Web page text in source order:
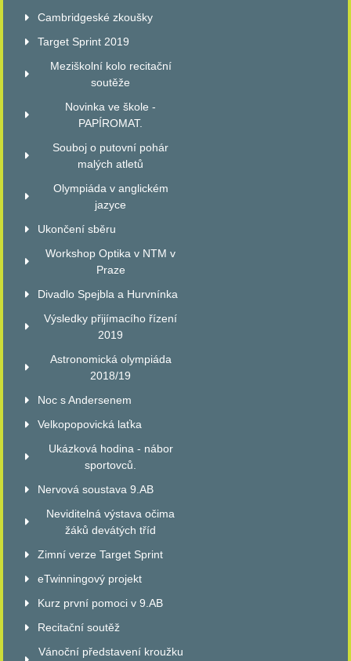
Cambridgeské zkoušky
Target Sprint 2019
Meziškolní kolo recitační
soutěže
Novinka ve škole -
PAPÍROMAT.
Souboj o putovní pohár
malých atletů
Olympiáda v anglickém
jazyce
Ukončení sběru
Workshop Optika v NTM v
Praze
Divadlo Spejbla a Hurvnínka
Výsledky přijímacího řízení
2019
Astronomická olympiáda
2018/19
Noc s Andersenem
Velkopopovická laťka
Ukázková hodina - nábor
sportovců.
Nervová soustava 9.AB
Neviditelná výstava očima
žáků devátých tříd
Zimní verze Target Sprint
eTwinningový projekt
Kurz první pomoci v 9.AB
Recitační soutěž
Vánoční představení kroužku